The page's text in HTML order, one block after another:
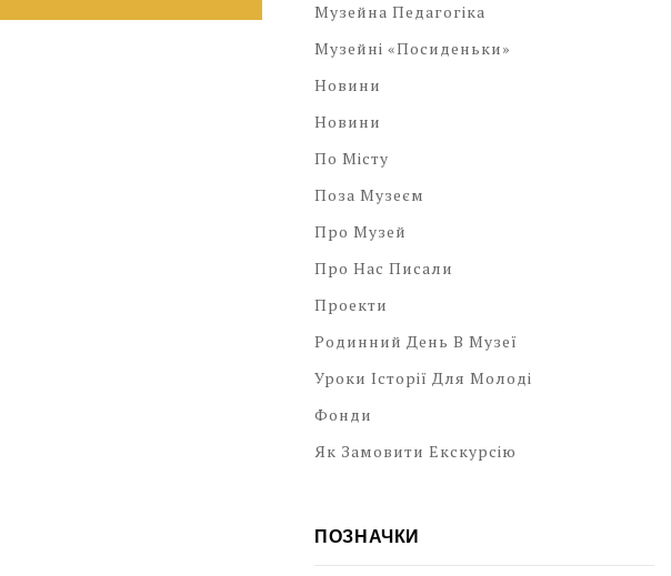
Музейна Педагогіка
Музейні «посиденьки»
Новини
Новини
По Місту
Поза Музеєм
Про Музей
Про Нас Писали
Проекти
Родинний День В Музеї
Уроки Історії Для Молоді
Фонди
Як Замовити Екскурсію
ПОЗНАЧКИ